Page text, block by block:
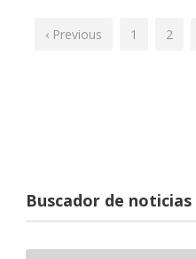
‹ Previous 1 2
Buscador de noticias